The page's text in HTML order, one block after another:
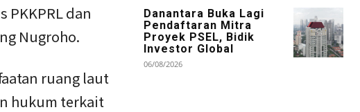
dan
Nugroho.
ruang laut
hukum terkait
Danantara Buka Lagi
Pendaftaran Mitra
Proyek PSEL, Bidik
Investor Global
06/08/2026